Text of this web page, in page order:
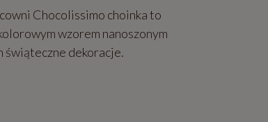
Chocolissimo choinka to
wzorem nanoszonym
świąteczne dekoracje.